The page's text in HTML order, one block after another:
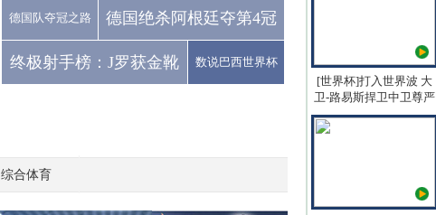
德国队夺冠之路 德国绝杀阿根廷夺第4冠
终极射手榜：J罗获金靴 数说巴西世界杯
综合体育
[世界杯]打入世界波 大
卫-路易斯捍卫中卫尊严